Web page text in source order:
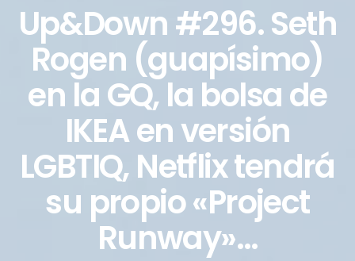
Up&Down #296. Seth
Rogen (guapísimo)
en la GQ, la bolsa de
IKEA en versión
LGBTIQ, Netflix tendrá
su propio «Project
Runway»…